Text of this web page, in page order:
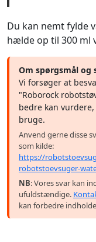
Du kan nemt fylde
hælde op til 300 ml
Om spørgsmål og
Vi forsøger at
"Roborock
bedre kan
bruge.
Anvend gerne disse
som kilde:
https://
robotstoevsuger-
NB: Vores svar kan
ufuldstændige.
kan forbedre